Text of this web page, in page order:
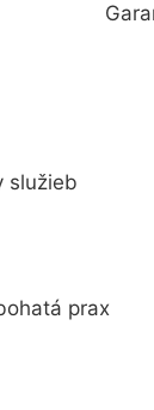
služieb
prax